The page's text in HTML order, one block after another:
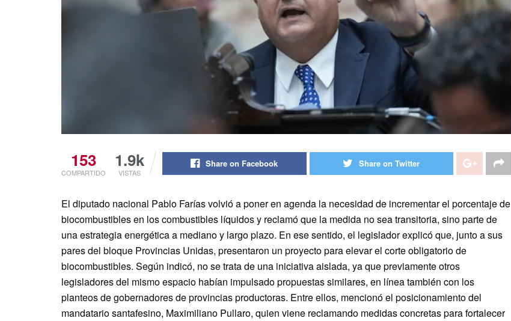
153
COMPARTIDO
1.9k
VISTAS
Share on Facebook Share on Twitter
El diputado nacional Pablo Farías volvió a poner en agenda la necesidad de incrementar el porcentaje de
biocombustibles en los combustibles líquidos y reclamó que la medida no sea transitoria, sino parte de
una estrategia energética a mediano y largo plazo. En ese sentido, el legislador explicó que, junto a sus
pares del bloque Provincias Unidas, presentaron un proyecto para elevar el corte obligatorio de
biocombustibles. Según indicó, no se trata de una iniciativa aislada, ya que previamente otros
legisladores del mismo espacio habían impulsado propuestas similares, en línea también con los
planteos de gobernadores de provincias productoras. Entre ellos, mencionó el posicionamiento del
mandatario santafesino, Maximiliano Pullaro, quien viene reclamando medidas concretas para fortalecer